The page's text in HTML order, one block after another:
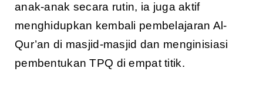
anak-anak secara rutin, ia juga aktif
menghidupkan kembali pembelajaran Al-
Qur’an di masjid-masjid dan menginisiasi
pembentukan TPQ di empat titik.